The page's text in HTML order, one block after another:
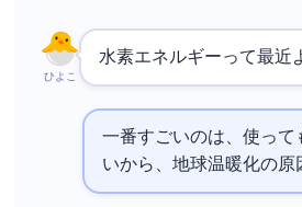
ひよこ
水素エネルギーって最近
一番すごいのは、使って
いから、地球温暖化の原